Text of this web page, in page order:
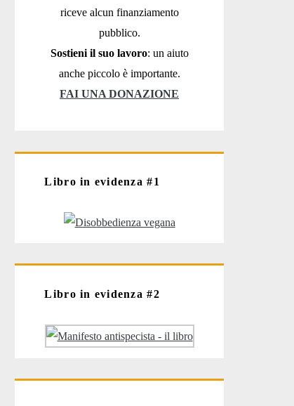
riceve alcun finanziamento
pubblico.
Sostieni il suo lavoro: un aiuto
anche piccolo è importante.
FAI UNA DONAZIONE
Libro in evidenza #1
Libro in evidenza #2